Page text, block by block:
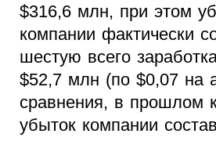
$316,6 млн, при этом
компании фактически
шестую всего
$52,7 млн (по $0,07 на
сравнения, в прошлом
убыток компании